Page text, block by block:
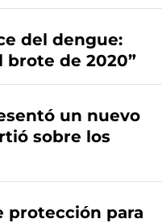
del dengue:
brote de 2020”
un nuevo
sobre los
protección para